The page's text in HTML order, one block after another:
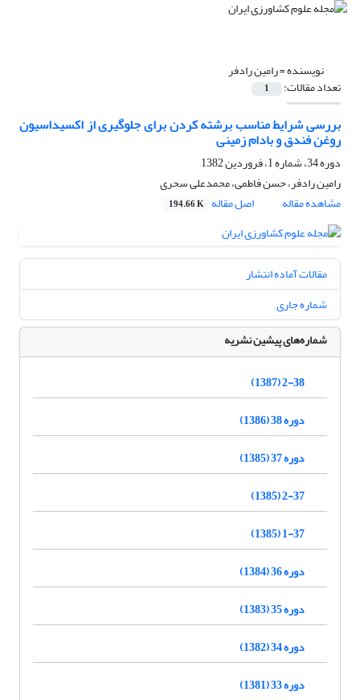
نویسنده =رامین رادفر
تعداد مقالات: 1
بررسی شرایط مناسب برشته کردن برای جلوگیری از اکسیداسیون
روغن فندق و بادام زمینی
دوره 34، شماره 1، فروردین 1382
رامین رادفر، حسن فاطمی، محمدعلی سحری
مشاهده مقاله
اصل مقاله 194.66 K
مقالات آماده انتشار
شماره جاری
شماره‌های پیشین نشریه
2-38 (1387)
دوره 38 (1386)
دوره 37 (1385)
2-37 (1385)
1-37 (1385)
دوره 36 (1384)
دوره 35 (1383)
دوره 34 (1382)
دوره 33 (1381)